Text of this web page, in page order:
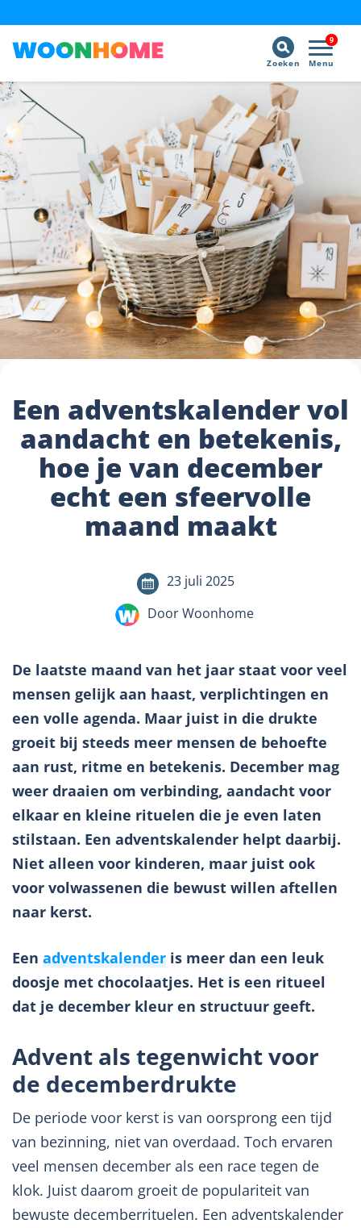
9
Menu
Zoeken
Een adventskalender vol
aandacht en betekenis,
hoe je van december
echt een sfeervolle
maand maakt
23 juli 2025
Door Woonhome
De laatste maand van het jaar staat voor veel
mensen gelijk aan haast, verplichtingen en
een volle agenda. Maar juist in die drukte
groeit bij steeds meer mensen de behoefte
aan rust, ritme en betekenis. December mag
weer draaien om verbinding, aandacht voor
elkaar en kleine rituelen die je even laten
stilstaan. Een adventskalender helpt daarbij.
Niet alleen voor kinderen, maar juist ook
voor volwassenen die bewust willen aftellen
naar kerst.
Een adventskalender is meer dan een leuk
doosje met chocolaatjes. Het is een ritueel
dat je december kleur en structuur geeft.
Advent als tegenwicht voor
de decemberdrukte
De periode voor kerst is van oorsprong een tijd
van bezinning, niet van overdaad. Toch ervaren
veel mensen december als een race tegen de
klok. Juist daarom groeit de populariteit van
bewuste decemberrituelen. Een adventskalender